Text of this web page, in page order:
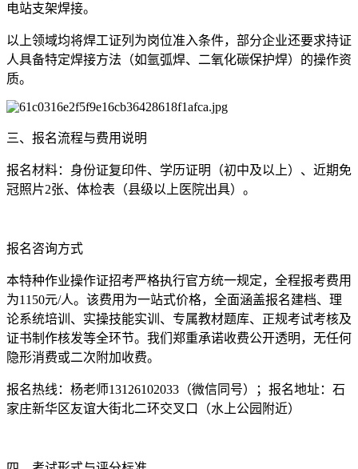
电站支架焊接。
以上领域均将焊工证列为岗位准入条件，部分企业还要求持证
人具备特定焊接方法（如氩弧焊、二氧化碳保护焊）的操作资
质。
三、报名流程与费用说明
报名材料：身份证复印件、学历证明（初中及以上）、近期免
冠照片2张、体检表（县级以上医院出具）。
报名咨询方式
本特种作业操作证招考严格执行官方统一规定，全程报考费用
为1150元/人。该费用为一站式价格，全面涵盖报名建档、理
论系统培训、实操技能实训、专属教材题库、正规考试考核及
证书制作核发等全环节。我们郑重承诺收费公开透明，无任何
隐形消费或二次附加收费。
报名热线：杨老师13126102033（微信同号）；报名地址：石
家庄新华区友谊大街北二环交叉口（水上公园附近）